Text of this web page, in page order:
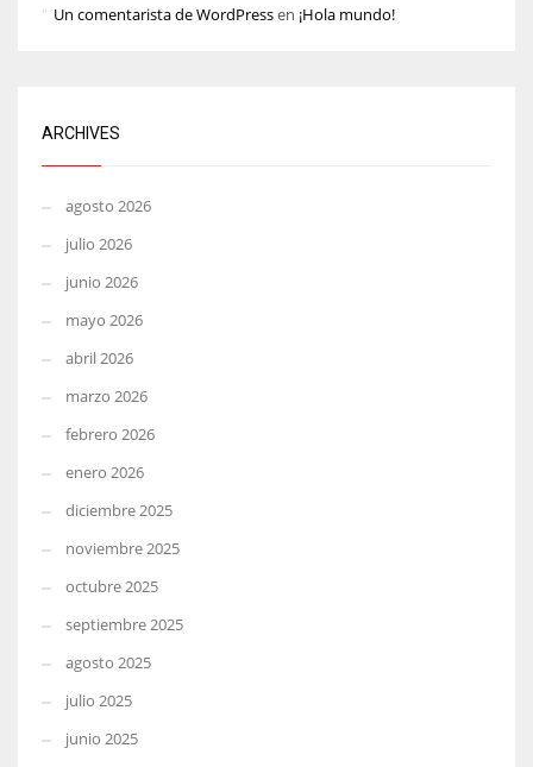
Un comentarista de WordPressen ¡Hola mundo!
ARCHIVES
agosto 2026
julio 2026
junio 2026
mayo 2026
abril 2026
marzo 2026
febrero 2026
enero 2026
diciembre 2025
noviembre 2025
octubre 2025
septiembre 2025
agosto 2025
julio 2025
junio 2025